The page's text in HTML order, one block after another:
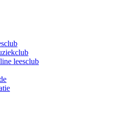
leesclub